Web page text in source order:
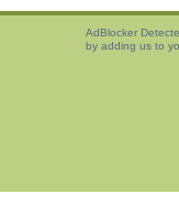
AdBlocker
by adding us to